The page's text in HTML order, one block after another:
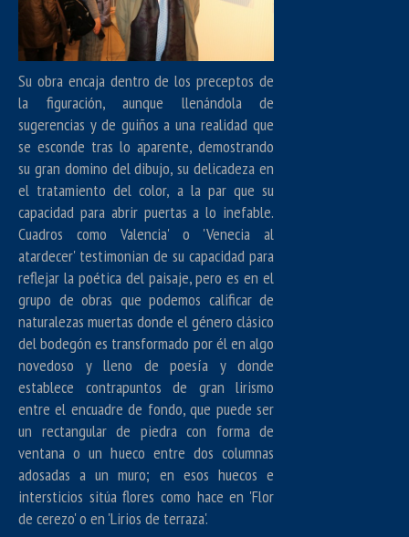
Su obra encaja dentro de los preceptos de
la figuración, aunque llenándola de
sugerencias y de guiños a una realidad que
se esconde tras lo aparente, demostrando
su gran domino del dibujo, su delicadeza en
el tratamiento del color, a la par que su
capacidad para abrir puertas a lo inefable.
Cuadros como Valencia' o 'Venecia al
atardecer' testimonian de su capacidad para
reflejar la poética del paisaje, pero es en el
grupo de obras que podemos calificar de
naturalezas muertas donde el género clásico
del bodegón es transformado por él en algo
novedoso y lleno de poesía y donde
establece contrapuntos de gran lirismo
entre el encuadre de fondo, que puede ser
un rectangular de piedra con forma de
ventana o un hueco entre dos columnas
adosadas a un muro; en esos huecos e
intersticios sitúa flores como hace en 'Flor
de cerezo' o en 'Lirios de terraza'.